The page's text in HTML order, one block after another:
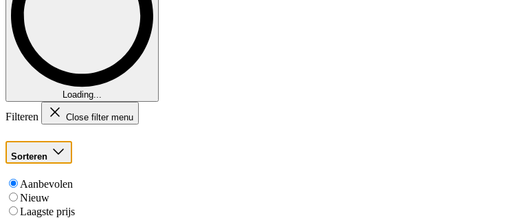
Loading...
Filteren Close filter menu
Sorteren
Aanbevolen
Nieuw
Laagste prijs